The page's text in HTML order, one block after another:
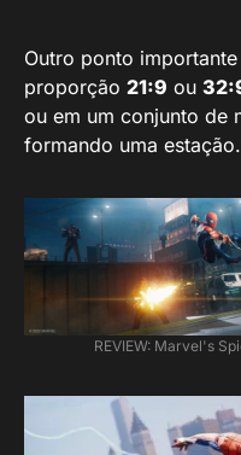
Outro ponto
proporção 21:9 ou
ou em um conjunto de
formando uma estação.
REVIEW: Marvel's